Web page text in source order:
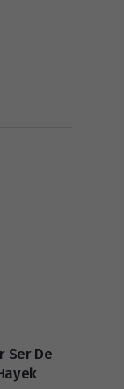
Ser De